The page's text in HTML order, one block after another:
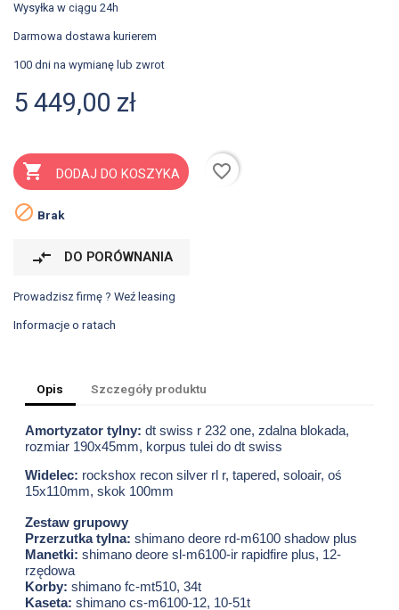
Wysyłka w ciągu 24h
Darmowa dostawa kurierem
100 dni na wymianę lub zwrot
5 449,00 zł
 DODAJ DO KOSZYKA
favorite_border
 Brak
compare_arrows DO PORÓWNANIA
Prowadzisz firmę ? Weź leasing
Informacje o ratach
Opis Szczegóły produktu
Amortyzator tylny: dt swiss r 232 one, zdalna blokada,
rozmiar 190x45mm, korpus tulei do dt swiss
Widelec: rockshox recon silver rl r, tapered, soloair, oś
15x110mm, skok 100mm
Zestaw grupowy
Przerzutka tylna: shimano deore rd-m6100 shadow plus
Manetki: shimano deore sl-m6100-ir rapidfire plus, 12-
rzędowa
Korby: shimano fc-mt510, 34t
Kaseta: shimano cs-m6100-12, 10-51t